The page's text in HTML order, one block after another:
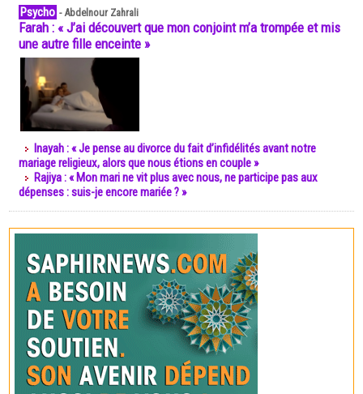
Psycho -Abdelnour Zahrali
Farah : « J’ai découvert que mon conjoint m’a trompée et mis
une autre fille enceinte »
Inayah : « Je pense au divorce du fait d’infidélités avant notre
mariage religieux, alors que nous étions en couple »
Rajiya : « Mon mari ne vit plus avec nous, ne participe pas aux
dépenses : suis-je encore mariée ? »